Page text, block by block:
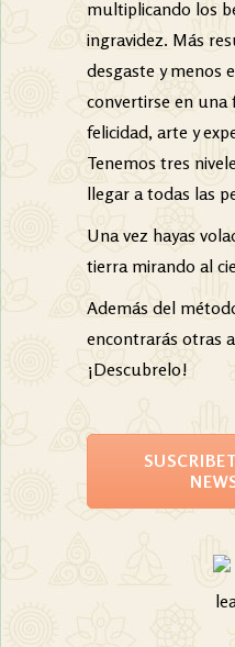
multiplicando los
ingravidez. Más
desgaste y menos
convertirse en una
felicidad, arte y
Tenemos tres
llegar a todas las
Una vez hayas
tierra mirando al
Además del
encontrarás otras
¡Descubrelo!